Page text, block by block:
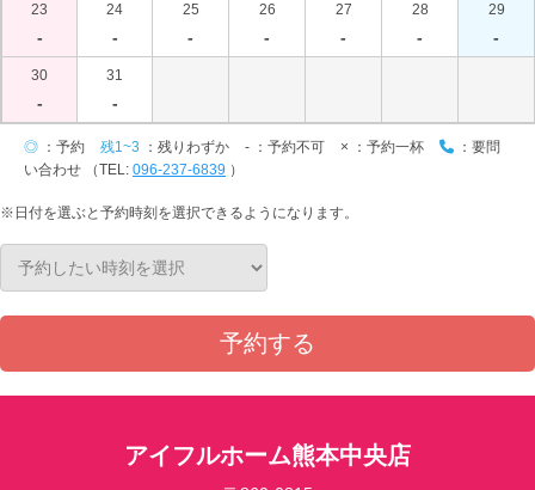
23
-
24
-
25
-
26
-
27
-
28
-
29
-
30
-
31
-
◎ ：予約 残1~3 ：残りわずか - ：予約不可 × ：予約一杯
：要問
い合わせ （TEL: 096-237-6839 ）
※日付を選ぶと予約時刻を選択できるようになります。
予約する
アイフルホーム熊本中央店